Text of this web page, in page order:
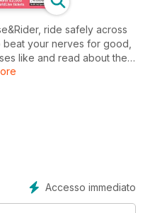
ride safely across
your nerves for good,
like and read about the
Plus advice from top
into work.
Accesso immediato